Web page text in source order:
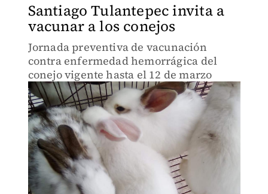
Santiago Tulantepec invita a
vacunar a los conejos
Jornada preventiva de vacunación
contra enfermedad hemorrágica del
conejo vigente hasta el 12 de marzo